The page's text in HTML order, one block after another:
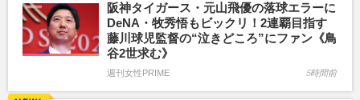
阪神タイガース・元山飛優の落球エラーに
DeNA・牧秀悟もビックリ！2連覇目指す
藤川球児監督の“泣きどころ”にファン《鳥
谷2世求む》
週刊女性PRIME 5時間前